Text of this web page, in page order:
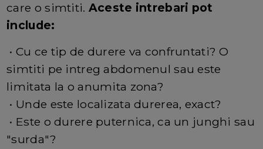
care o simtiti. Aceste intrebari pot
include:
• Cu ce tip de durere va confruntati? O
simtiti pe intreg abdomenul sau este
limitata la o anumita zona?
• Unde este localizata durerea, exact?
• Este o durere puternica, ca un junghi sau
"surda"?